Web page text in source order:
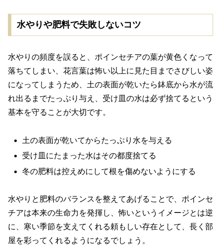
水やりや肥料で失敗しないコツ
水やりの頻度を誤ると、ポインセチアの葉が黄色くなって
落ちてしまい、花言葉は怖い以上に見た目までさびしい姿
になってしまうため、土の表面が乾いたら鉢底から水が流
れ出るまでたっぷり与え、受け皿の水は必ず捨てるという
基本を守ることが大切です。
土の表面が乾いてからたっぷり水を与える
受け皿にたまった水はその都度捨てる
冬の肥料は控えめにして根を傷めないようにする
水やりと肥料のバランスを整えてあげることで、ポインセ
チアは本来の生命力を発揮し、怖いというイメージとは逆
に、寒い季節を支えてくれる頼もしい存在として、長く部
屋を彩ってくれるようになるでしょう。